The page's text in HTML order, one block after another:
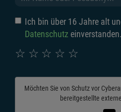
Ich bin über 16 Jahre alt
Datenschutz einverstanden.
☆
☆
☆
☆
☆
Möchten Sie von Schutz vor
bereitgestellte